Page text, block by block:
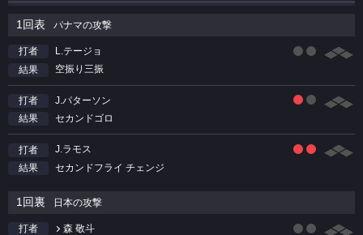
1回表 パナマの攻撃
打者
L.テージョ
結果
空振り三振
打者
J.パターソン
結果
セカンドゴロ
打者
J.ラモス
結果
セカンドフライ チェンジ
1回裏 日本の攻撃
打者
森 敬斗